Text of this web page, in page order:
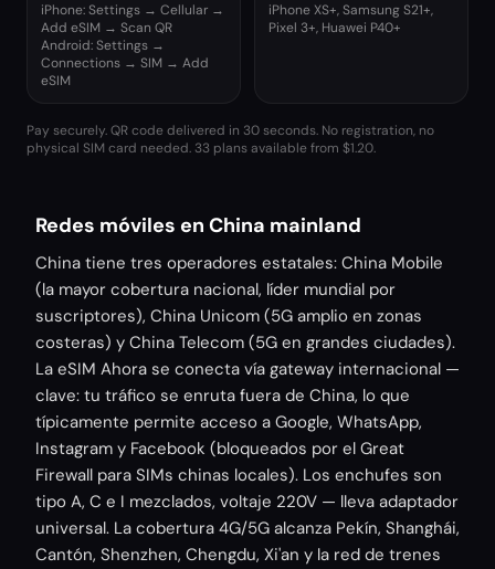
iPhone: Settings → Cellular →
Add eSIM → Scan QR
Android: Settings →
Connections → SIM → Add
eSIM
iPhone XS+, Samsung S21+,
Pixel 3+, Huawei P40+
Pay securely. QR code delivered in 30 seconds. No registration, no
physical SIM card needed. 33 plans available from $1.20.
Redes móviles en China mainland
China tiene tres operadores estatales: China Mobile
(la mayor cobertura nacional, líder mundial por
suscriptores), China Unicom (5G amplio en zonas
costeras) y China Telecom (5G en grandes ciudades).
La eSIM Ahora se conecta vía gateway internacional —
clave: tu tráfico se enruta fuera de China, lo que
típicamente permite acceso a Google, WhatsApp,
Instagram y Facebook (bloqueados por el Great
Firewall para SIMs chinas locales). Los enchufes son
tipo A, C e I mezclados, voltaje 220V — lleva adaptador
universal. La cobertura 4G/5G alcanza Pekín, Shanghái,
Cantón, Shenzhen, Chengdu, Xi'an y la red de trenes